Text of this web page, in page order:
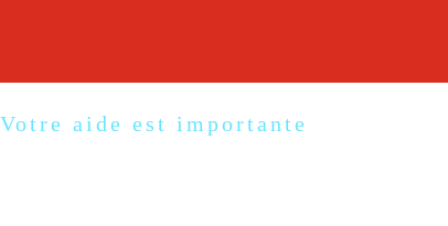
Votre aide est importante